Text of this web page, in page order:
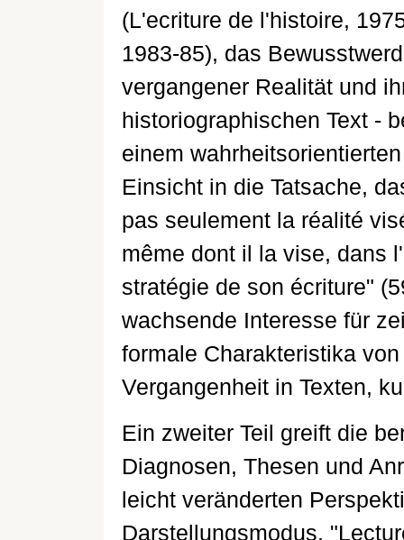
(L'ecriture de l'histoire,
1983-85), das
vergangener Realität und
historiographischen Text -
einem
Einsicht in die Tatsache,
pas seulement la réalité
même dont il la vise, dans
stratégie de son écriture"
wachsende Interesse für
formale Charakteristika
Vergangenheit in Texten,
Ein zweiter Teil greift die
Diagnosen, Thesen und
leicht veränderten
Darstellungsmodus.